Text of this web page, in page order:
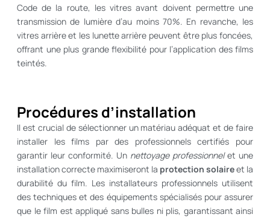
Code de la route, les vitres avant doivent permettre une
transmission de lumière d’au moins 70%. En revanche, les
vitres arrière et les lunette arrière peuvent être plus foncées,
offrant une plus grande flexibilité pour l’application des films
teintés.
Procédures d’installation
Il est crucial de sélectionner un matériau adéquat et de faire
installer les films par des professionnels certifiés pour
garantir leur conformité. Un nettoyage professionnelet une
installation correcte maximiseront la protection solaireet la
durabilité du film. Les installateurs professionnels utilisent
des techniques et des équipements spécialisés pour assurer
que le film est appliqué sans bulles ni plis, garantissant ainsi